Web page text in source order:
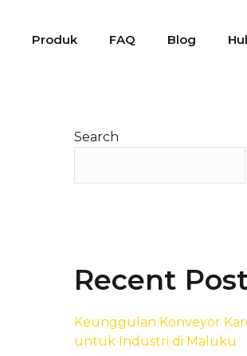
Produk FAQ Blog
Search
Recent
Keunggulan Konveyor
untuk Industri di Maluku